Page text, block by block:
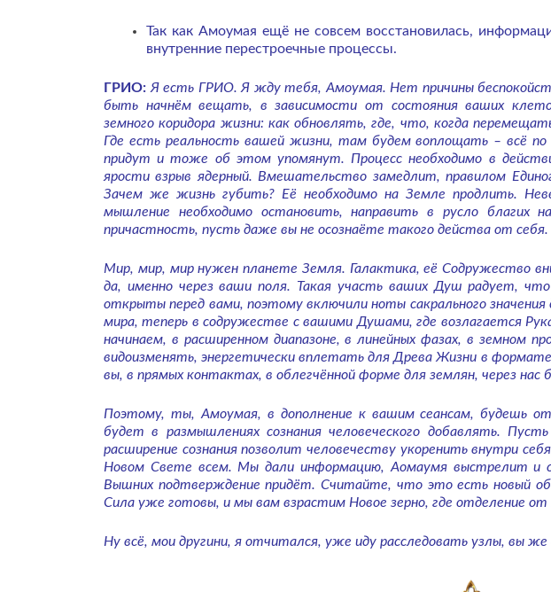
Так как Амоумая ещё не совсем восстановилась,
внутренние перестроечные процессы.
ГРИО: Я есть ГРИО. Я жду тебя, Амоумая. Нет причины
быть начнём вещать, в зависимости от состояния ваших
земного коридора жизни: как обновлять, где, что, когда
Где есть реальность вашей жизни, там будем воплощать – всё по
придут и тоже об этом упомянут. Процесс необходимо в
ярости взрыв ядерный. Вмешательство замедлит, правилом
Зачем же жизнь губить? Её необходимо на Земле продлить.
мышление необходимо остановить, направить в русло
причастность, пусть даже вы не осознаёте такого действа от себя.
Мир, мир, мир нужен планете Земля. Галактика, её Содружество
да, именно через ваши поля. Такая участь ваших Душ радует,
открыты перед вами, поэтому включили ноты сакрального значения
мира, теперь в содружестве с вашими Душами, где возлагается
начинаем, в расширенном диапазоне, в линейных фазах, в земном
видоизменять, энергетически вплетать для Древа Жизни в
вы, в прямых контактах, в облегчённой форме для землян, через нас
Поэтому, ты, Амоумая, в дополнение к вашим сеансам, будешь
будет в размышлениях сознания человеческого добавлять.
расширение сознания позволит человечеству укоренить внутри
Новом Свете всем. Мы дали информацию, Аомаумя выстрелит и
Вышних подтверждение придёт. Считайте, что это есть новый
Сила уже готовы, и мы вам взрастим Новое зерно, где отделение
Ну всё, мои другини, я отчитался, уже иду расследовать узлы, вы же